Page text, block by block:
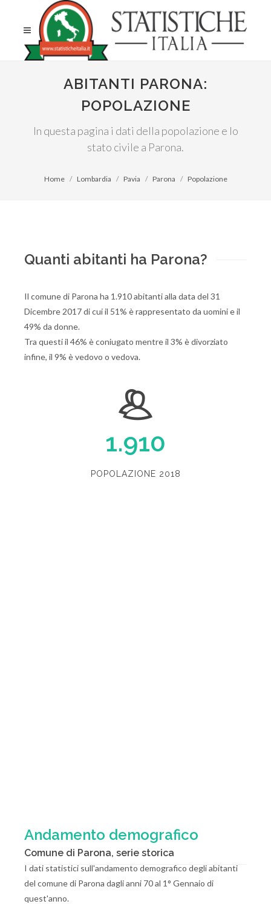
ABITANTI PARONA:
POPOLAZIONE
In questa pagina i dati della popolazione e lo
stato civile a Parona.
Home Lombardia Pavia Parona Popolazione
Quanti abitanti ha Parona?
Il comune di Parona ha 1.910 abitanti alla data del 31
Dicembre 2017 di cui il 51% è rappresentato da uomini e il
49% da donne.
Tra questi il 46% è coniugato mentre il 3% è divorziato
infine, il 9% è vedovo o vedova.
1.910
POPOLAZIONE 2018
Andamento demografico
Comune di Parona, serie storica
I dati statistici sull'andamento demografico degli abitanti
del comune di Parona dagli anni 70 al 1° Gennaio di
quest'anno.